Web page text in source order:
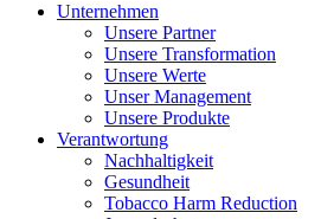
Unternehmen
Unsere Partner
Unsere Transformation
Unsere Werte
Unser Management
Unsere Produkte
Verantwortung
Nachhaltigkeit
Gesundheit
Tobacco Harm Reduction